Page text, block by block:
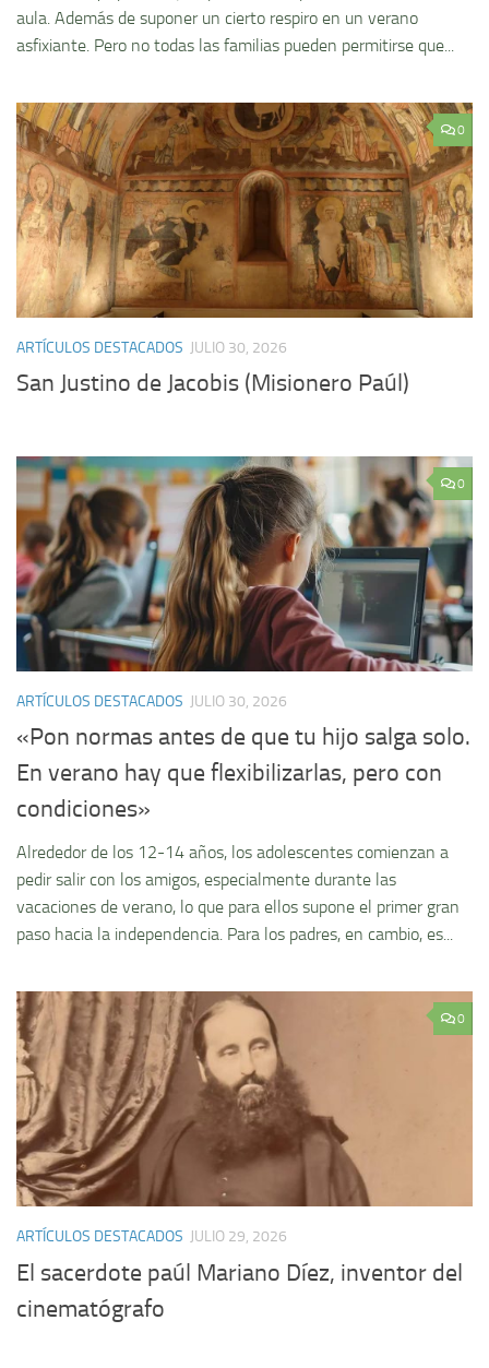
aula. Además de suponer un cierto respiro en un verano
asfixiante. Pero no todas las familias pueden permitirse que...
0
ARTÍCULOS DESTACADOS JULIO 30, 2026
San Justino de Jacobis (Misionero Paúl)
0
ARTÍCULOS DESTACADOS JULIO 30, 2026
«Pon normas antes de que tu hijo salga solo.
En verano hay que flexibilizarlas, pero con
condiciones»
Alrededor de los 12-14 años, los adolescentes comienzan a
pedir salir con los amigos, especialmente durante las
vacaciones de verano, lo que para ellos supone el primer gran
paso hacia la independencia. Para los padres, en cambio, es...
0
ARTÍCULOS DESTACADOS JULIO 29, 2026
El sacerdote paúl Mariano Díez, inventor del
cinematógrafo